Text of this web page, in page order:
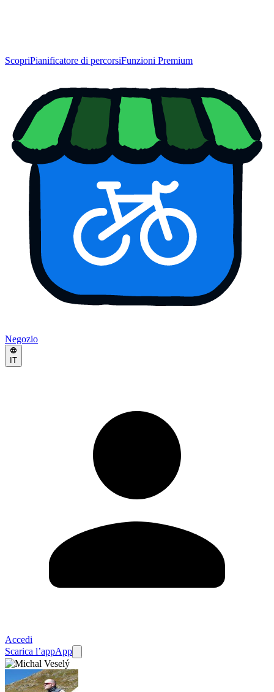
ScopriPianificatore di percorsiFunzioni Premium
Negozio
IT
Accedi
Scarica l’appApp